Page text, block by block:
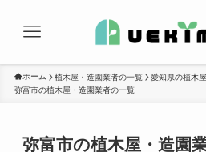
ホーム 植木屋・造園業者の一覧
愛知県の植木
弥富市の植木屋・造園業者の一覧
弥富市の植木屋・造園